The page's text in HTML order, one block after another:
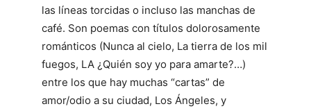
las líneas torcidas o incluso las manchas de
café. Son poemas con títulos dolorosamente
románticos (Nunca al cielo, La tierra de los mil
fuegos, LA ¿Quién soy yo para amarte?…)
entre los que hay muchas “cartas” de
amor/odio a su ciudad, Los Ángeles, y